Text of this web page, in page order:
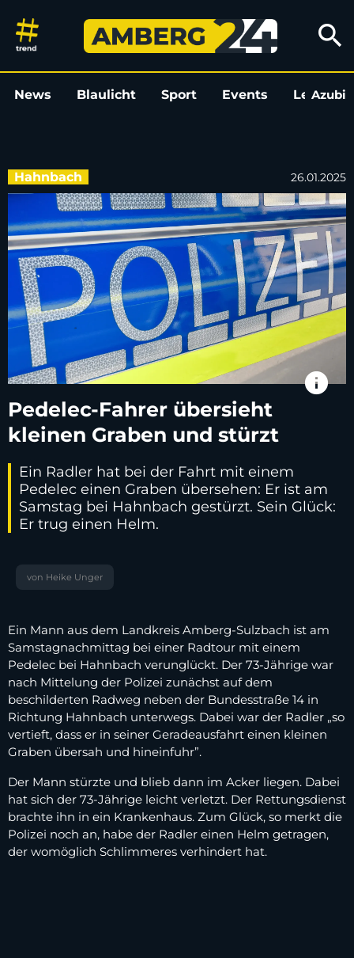
Pedelec-Fahrer übersieht
search
News Blaulicht Sport Events LeoAzubi
Hahnbach 26.01.2025
info
Pedelec-Fahrer übersieht
kleinen Graben und stürzt
Ein Radler hat bei der Fahrt mit einem
Pedelec einen Graben übersehen: Er ist am
Samstag bei Hahnbach gestürzt. Sein Glück:
Er trug einen Helm.
von Heike Unger
Ein Mann aus dem Landkreis Amberg-Sulzbach ist am
Samstagnachmittag bei einer Radtour mit einem
Pedelec bei Hahnbach verunglückt. Der 73-Jährige war
nach Mittelung der Polizei zunächst auf dem
beschilderten Radweg neben der Bundesstraße 14 in
Richtung Hahnbach unterwegs. Dabei war der Radler „so
vertieft, dass er in seiner Geradeausfahrt einen kleinen
Graben übersah und hineinfuhr”.
Der Mann stürzte und blieb dann im Acker liegen. Dabei
hat sich der 73-Jährige leicht verletzt. Der Rettungsdienst
brachte ihn in ein Krankenhaus. Zum Glück, so merkt die
Polizei noch an, habe der Radler einen Helm getragen,
der womöglich Schlimmeres verhindert hat.